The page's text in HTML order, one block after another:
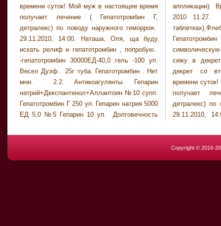
времени суток! Мой муж в настоящее время
получает лечение ( Гепатотромбин Г,
детралекс) по поводу наружного геморроя.
29.11.2010, 14:00. Наташа, Оля, ща буду
искать релиф и гепатотромбин , попробую.
-гепатотромбин 30000ЕД-40,0 гель -100 уп.
Весел Дуэф. 25г туба. Гепатотромбин . Нет
мнн. 2.2. Антикоагулянты. Гепарин
натрий+Декспантенол+Аллантоин №10 супп.
Гепатотромбин Г 250 уп. Гепарин натрия 5000
ЕД 5,0 №5 Гепарин 10 уп. Долговечность
аппликации). Время создания: 26 Февраля
2010 11:27. Очень нужны Магне В6(в
таблетках),Флебодиа 600,мазь
Гепатотромбин .желательно за очень
символическую плату или бесплатно просто
сижу в декрете с одним и собираюсь в
декрет со вторым вообще... Доброго
времени суток! Мой муж в настоящее время
получает лечение ( Гепатотромбин Г,
детралекс) по поводу наружного геморроя.
29.11.2010, 14:00. Наташа, Оля, ща буду
Copyright © 2016-